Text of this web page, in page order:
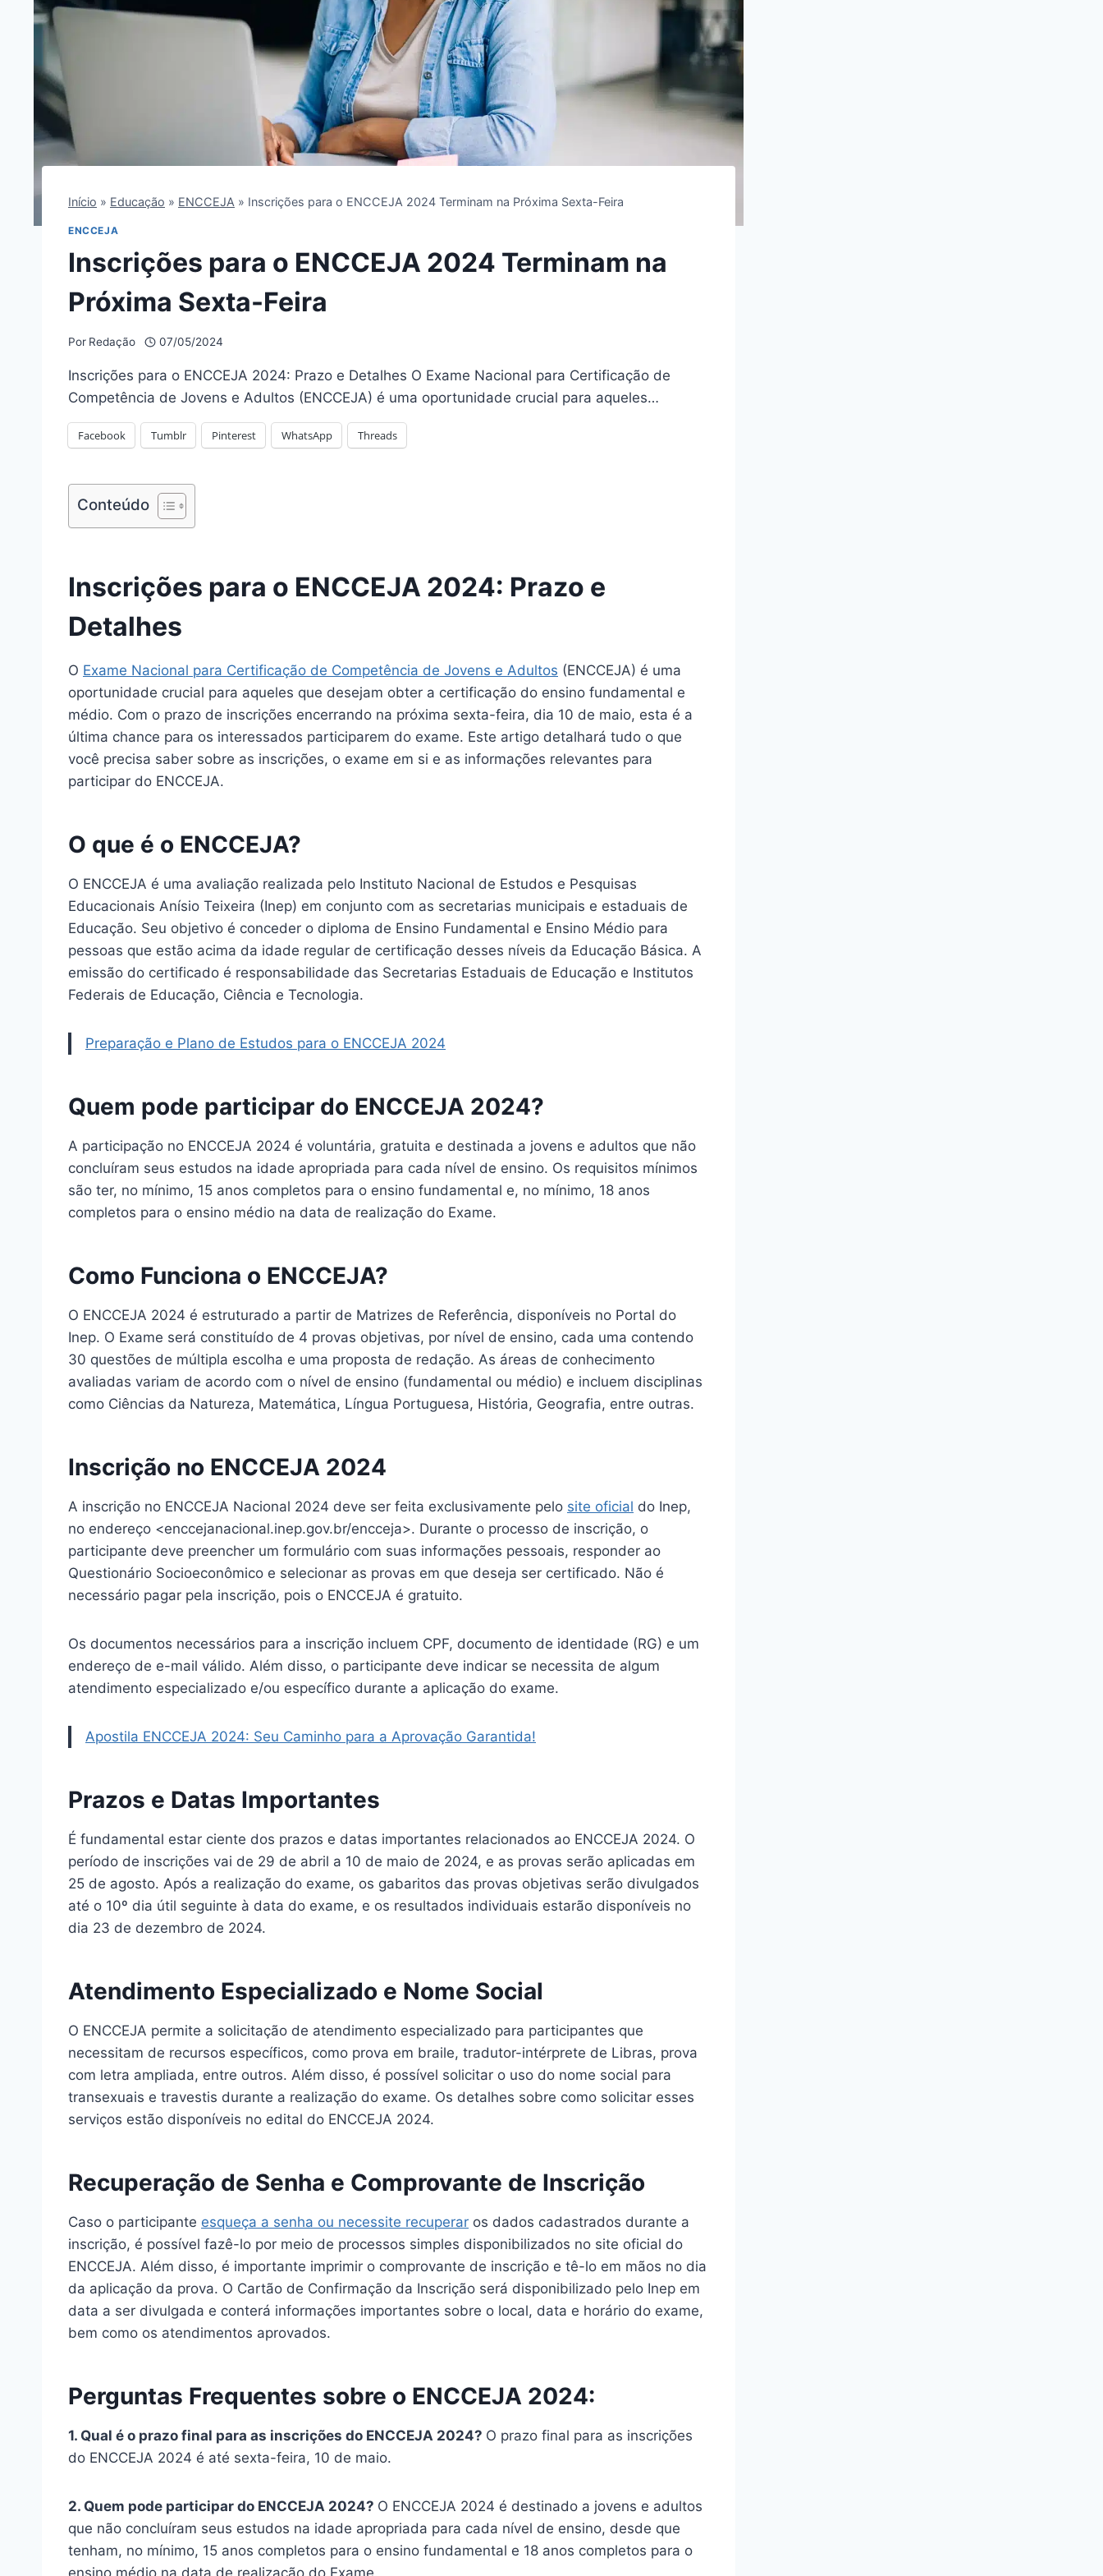
Início » Educação » ENCCEJA » Inscrições para o ENCCEJA 2024 Terminam na Próxima Sexta-Feira
ENCCEJA
Inscrições para o ENCCEJA 2024 Terminam na
Próxima Sexta-Feira
Por Redação 07/05/2024
Inscrições para o ENCCEJA 2024: Prazo e Detalhes O Exame Nacional para Certificação de
Competência de Jovens e Adultos (ENCCEJA) é uma oportunidade crucial para aqueles…
Facebook Tumblr Pinterest WhatsApp Threads
Conteúdo
Inscrições para o ENCCEJA 2024: Prazo e
Detalhes
O Exame Nacional para Certificação de Competência de Jovens e Adultos (ENCCEJA) é uma
oportunidade crucial para aqueles que desejam obter a certificação do ensino fundamental e
médio. Com o prazo de inscrições encerrando na próxima sexta-feira, dia 10 de maio, esta é a
última chance para os interessados participarem do exame. Este artigo detalhará tudo o que
você precisa saber sobre as inscrições, o exame em si e as informações relevantes para
participar do ENCCEJA.
O que é o ENCCEJA?
O ENCCEJA é uma avaliação realizada pelo Instituto Nacional de Estudos e Pesquisas
Educacionais Anísio Teixeira (Inep) em conjunto com as secretarias municipais e estaduais de
Educação. Seu objetivo é conceder o diploma de Ensino Fundamental e Ensino Médio para
pessoas que estão acima da idade regular de certificação desses níveis da Educação Básica. A
emissão do certificado é responsabilidade das Secretarias Estaduais de Educação e Institutos
Federais de Educação, Ciência e Tecnologia.
Preparação e Plano de Estudos para o ENCCEJA 2024
Quem pode participar do ENCCEJA 2024?
A participação no ENCCEJA 2024 é voluntária, gratuita e destinada a jovens e adultos que não
concluíram seus estudos na idade apropriada para cada nível de ensino. Os requisitos mínimos
são ter, no mínimo, 15 anos completos para o ensino fundamental e, no mínimo, 18 anos
completos para o ensino médio na data de realização do Exame.
Como Funciona o ENCCEJA?
O ENCCEJA 2024 é estruturado a partir de Matrizes de Referência, disponíveis no Portal do
Inep. O Exame será constituído de 4 provas objetivas, por nível de ensino, cada uma contendo
30 questões de múltipla escolha e uma proposta de redação. As áreas de conhecimento
avaliadas variam de acordo com o nível de ensino (fundamental ou médio) e incluem disciplinas
como Ciências da Natureza, Matemática, Língua Portuguesa, História, Geografia, entre outras.
Inscrição no ENCCEJA 2024
A inscrição no ENCCEJA Nacional 2024 deve ser feita exclusivamente pelo site oficial do Inep,
no endereço <enccejanacional.inep.gov.br/encceja>. Durante o processo de inscrição, o
participante deve preencher um formulário com suas informações pessoais, responder ao
Questionário Socioeconômico e selecionar as provas em que deseja ser certificado. Não é
necessário pagar pela inscrição, pois o ENCCEJA é gratuito.
Os documentos necessários para a inscrição incluem CPF, documento de identidade (RG) e um
endereço de e-mail válido. Além disso, o participante deve indicar se necessita de algum
atendimento especializado e/ou específico durante a aplicação do exame.
Apostila ENCCEJA 2024: Seu Caminho para a Aprovação Garantida!
Prazos e Datas Importantes
É fundamental estar ciente dos prazos e datas importantes relacionados ao ENCCEJA 2024. O
período de inscrições vai de 29 de abril a 10 de maio de 2024, e as provas serão aplicadas em
25 de agosto. Após a realização do exame, os gabaritos das provas objetivas serão divulgados
até o 10º dia útil seguinte à data do exame, e os resultados individuais estarão disponíveis no
dia 23 de dezembro de 2024.
Atendimento Especializado e Nome Social
O ENCCEJA permite a solicitação de atendimento especializado para participantes que
necessitam de recursos específicos, como prova em braile, tradutor-intérprete de Libras, prova
com letra ampliada, entre outros. Além disso, é possível solicitar o uso do nome social para
transexuais e travestis durante a realização do exame. Os detalhes sobre como solicitar esses
serviços estão disponíveis no edital do ENCCEJA 2024.
Recuperação de Senha e Comprovante de Inscrição
Caso o participante esqueça a senha ou necessite recuperar os dados cadastrados durante a
inscrição, é possível fazê-lo por meio de processos simples disponibilizados no site oficial do
ENCCEJA. Além disso, é importante imprimir o comprovante de inscrição e tê-lo em mãos no dia
da aplicação da prova. O Cartão de Confirmação da Inscrição será disponibilizado pelo Inep em
data a ser divulgada e conterá informações importantes sobre o local, data e horário do exame,
bem como os atendimentos aprovados.
Perguntas Frequentes sobre o ENCCEJA 2024:
1. Qual é o prazo final para as inscrições do ENCCEJA 2024? O prazo final para as inscrições
do ENCCEJA 2024 é até sexta-feira, 10 de maio.
2. Quem pode participar do ENCCEJA 2024? O ENCCEJA 2024 é destinado a jovens e adultos
que não concluíram seus estudos na idade apropriada para cada nível de ensino, desde que
tenham, no mínimo, 15 anos completos para o ensino fundamental e 18 anos completos para o
ensino médio na data de realização do Exame.